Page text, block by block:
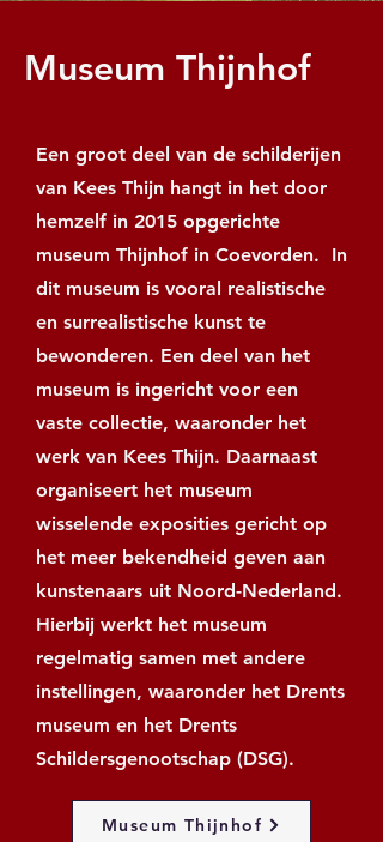
Museum Thijnhof
Een groot deel van de schilderijen
van Kees Thijn hangt in het door
hemzelf in 2015 opgerichte
museum Thijnhof in Coevorden. In
dit museum is vooral realistische
en surrealistische kunst te
bewonderen. Een deel van het
museum is ingericht voor een
vaste collectie, waaronder het
werk van Kees Thijn. Daarnaast
organiseert het museum
wisselende exposities gericht op
het meer bekendheid geven aan
kunstenaars uit Noord-Nederland.
Hierbij werkt het museum
regelmatig samen met andere
instellingen, waaronder het Drents
museum en het Drents
Schildersgenootschap (DSG).
Museum Thijnhof